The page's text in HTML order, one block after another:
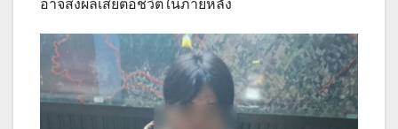
อาจส่งผลเสียต่อชีวิตในภายหลัง